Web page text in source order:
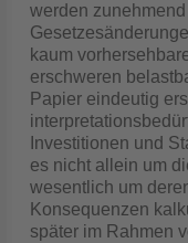
werden
kaum
erschweren
Papier eindeutig
Investitionen und
es nicht allein um
wesentlich um
Konsequenzen
später im Rahmen